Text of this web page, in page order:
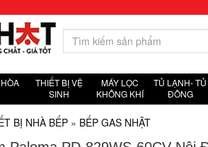
THIẾT BỊ VỆ
SINH
MÁY LỌC
KHÔNG KHÍ
TỦ LẠNH- TỦ
ĐÔNG
BỊ NHÀ BẾP » BẾP GAS NHẬT